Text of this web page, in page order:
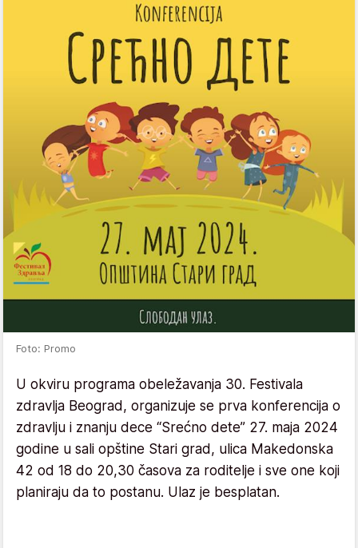
Foto: Promo
U okviru programa obeležavanja 30. Festivala
zdravlja Beograd, organizuje se prva konferencija o
zdravlju i znanju dece “Srećno dete” 27. maja 2024
godine u sali opštine Stari grad, ulica Makedonska
42 od 18 do 20,30 časova za roditelje i sve one koji
planiraju da to postanu. Ulaz je besplatan.